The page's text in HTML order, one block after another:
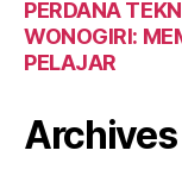
PERDANA
WONOGIRI:
PELAJAR
Archives